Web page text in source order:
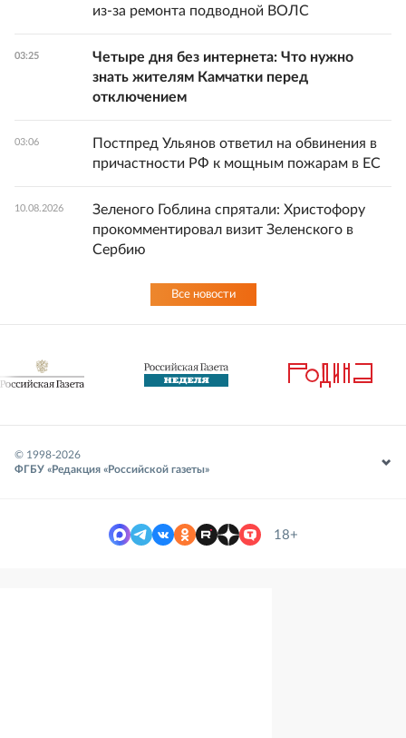
из-за ремонта подводной ВОЛС
03:25
Четыре дня без интернета: Что нужно
знать жителям Камчатки перед
отключением
03:06
Постпред Ульянов ответил на обвинения в
причастности РФ к мощным пожарам в ЕС
10.08.2026
Зеленого Гоблина спрятали: Христофору
прокомментировал визит Зеленского в
Сербию
Все новости
© 1998-2026
ФГБУ «Редакция «Российской газеты»
18+